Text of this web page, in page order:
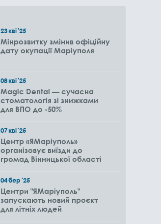
23кві'25
Мінрозвитку змінив офіційну
дату окупації Маріуполя
08кві'25
Magic Dental — сучасна
стоматологія зі знижками
для ВПО до -50%
07кві'25
Центр «ЯМаріуполь»
організовує виїзди до
громад Вінницької області
04бер'25
Центри "ЯМаріуполь"
запускають новий проєкт
для літніх людей